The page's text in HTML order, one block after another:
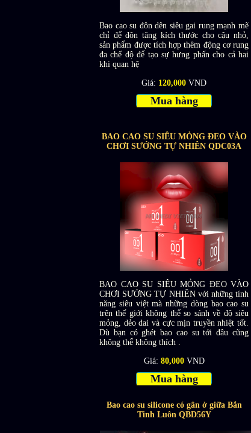
Bao cao su đôn dên siêu gai rung mạnh mẽ
chỉ để đôn tăng kích thước cho cậu nhỏ,
sản phẩm được tích hợp thêm động cơ rung
đa chế độ để tạo sự hưng phấn cho cả hai
khi quan hệ
Giá: 120,000 VND
Mua hàng
BAO CAO SU SIÊU MỎNG ĐEO VÀO
CHƠI SƯỚNG TỰ NHIÊN QDC03A
BAO CAO SU SIÊU MỎNG ĐEO VÀO
CHƠI SƯỚNG TỰ NHIÊN với những tính
năng siêu việt mà những dòng bao cao su
trên thế giới không thể so sánh về độ siêu
mỏng, dẻo dai và cực mịn truyền nhiệt tốt.
Dù bạn có ghét bao cao su tới đâu cũng
không thể không thích .
Giá: 80,000 VND
Mua hàng
Bao cao su silicone có gân ở giữa Bắn
Tinh Luôn QBD56Y